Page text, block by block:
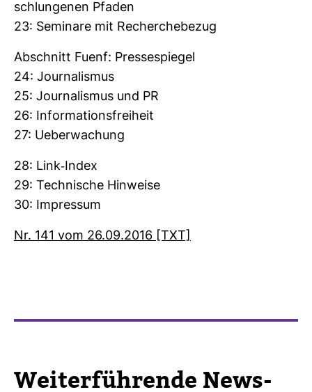
schlun­genen Pfaden
23: Semi­nare mit Recher­che­bezug
Abschnitt Fuenf: Pres­se­spiegel
24: Jour­na­lismus
25: Jour­na­lismus und PR
26: Infor­ma­ti­ons­frei­heit
27: Ueber­wa­chung
28: Link-​Index
29: Tech­ni­sche Hin­weise
30: Impressum
Nr. 141 vom 26.09.2016 [TXT]
Wei­ter­füh­rende News-​